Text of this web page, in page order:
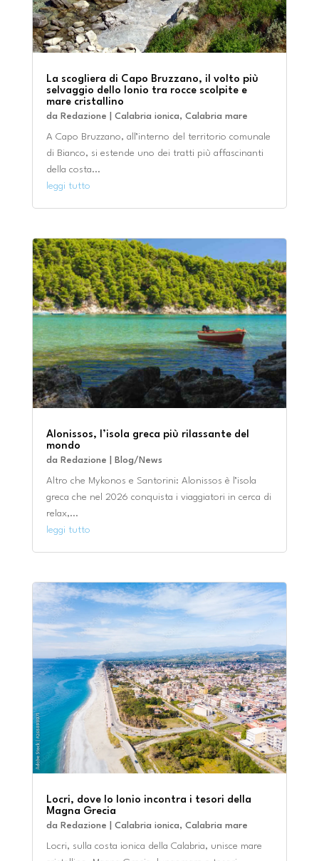
La scogliera di Capo Bruzzano, il volto più
selvaggio dello Ionio tra rocce scolpite e
mare cristallino
da Redazione Calabria ionica, Calabria mare
A Capo Bruzzano, all’interno del territorio comunale
di Bianco, si estende uno dei tratti più affascinanti
della costa...
leggi tutto
Alonissos, l’isola greca più rilassante del
mondo
da Redazione Blog/News
Altro che Mykonos e Santorini: Alonissos è l’isola
greca che nel 2026 conquista i viaggiatori in cerca di
relax,...
leggi tutto
Locri, dove lo Ionio incontra i tesori della
Magna Grecia
da Redazione Calabria ionica, Calabria mare
Locri, sulla costa ionica della Calabria, unisce mare